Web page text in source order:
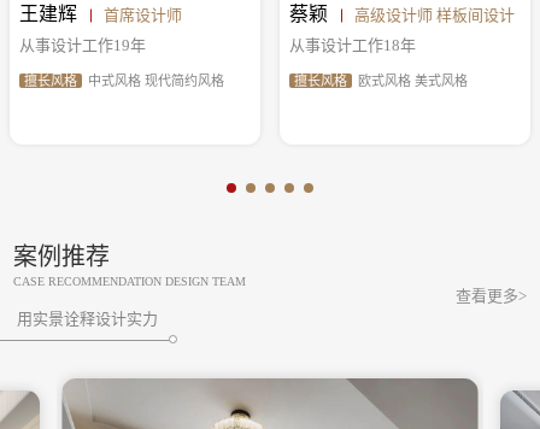
王建辉
首席设计师
从事设计工作19年
擅长风格 中式风格 现代简约风格
蔡颖
高级设计师 样板间设计
从事设计工作18年
擅长风格 欧式风格 美式风格
案例推荐
CASE RECOMMENDATION DESIGN TEAM
用实景诠释设计实力
查看更多>